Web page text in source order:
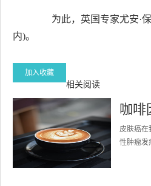
为此，英国专家尤安·保
内)。
加入收藏
相关阅读
咖啡
皮肤癌在
性肿瘤发